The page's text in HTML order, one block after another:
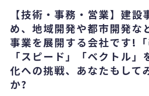
【技術・事務・営業】建設
め、地域開発や都市開発な
事業を展開する会社です!「
「スピード」「ベクトル」
化への挑戦、あなたもして
か?